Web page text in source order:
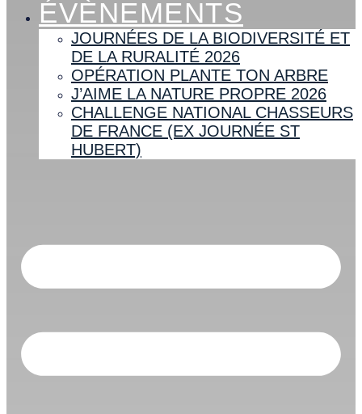
ÉVÈNEMENTS
JOURNÉES DE LA BIODIVERSITÉ ET
DE LA RURALITÉ 2026
OPÉRATION PLANTE TON ARBRE
J’AIME LA NATURE PROPRE 2026
CHALLENGE NATIONAL CHASSEURS
DE FRANCE (EX JOURNÉE ST
HUBERT)